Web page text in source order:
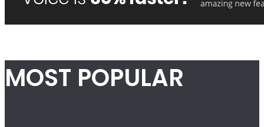
MOST POPULAR